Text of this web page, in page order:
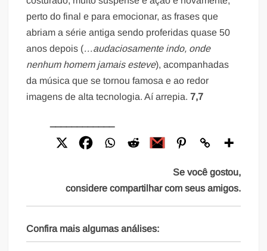
perto do final e para emocionar, as frases que
abriam a série antiga sendo proferidas quase 50
anos depois (…audaciosamente indo, onde
nenhum homem jamais esteve), acompanhadas
da música que se tornou famosa e ao redor
imagens de alta tecnologia. Aí arrepia.7,7
Se você gostou,
considere compartilhar com seus amigos.
Confira mais algumas análises: